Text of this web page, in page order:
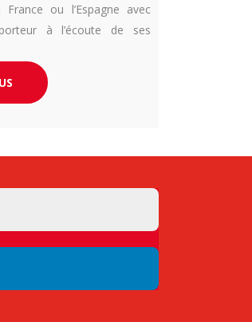
ou l’Espagne avec
à l’écoute de ses